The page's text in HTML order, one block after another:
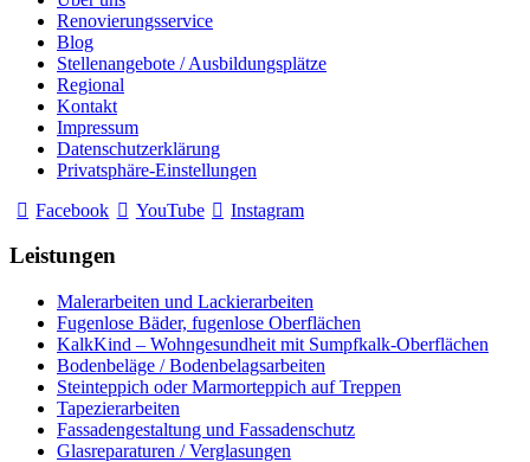
Renovierungsservice
Blog
Stellenangebote / Ausbildungsplätze
Regional
Kontakt
Impressum
Datenschutzerklärung
Privatsphäre-Einstellungen
Facebook
YouTube Instagram
Leistungen
Malerarbeiten und Lackierarbeiten
Fugenlose Bäder, fugenlose Oberflächen
KalkKind – Wohngesundheit mit Sumpfkalk-Oberflächen
Bodenbeläge / Bodenbelagsarbeiten
Steinteppich oder Marmorteppich auf Treppen
Tapezierarbeiten
Fassadengestaltung und Fassadenschutz
Glasreparaturen / Verglasungen